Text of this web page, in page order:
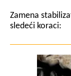
Zamena
sledeći koraci: